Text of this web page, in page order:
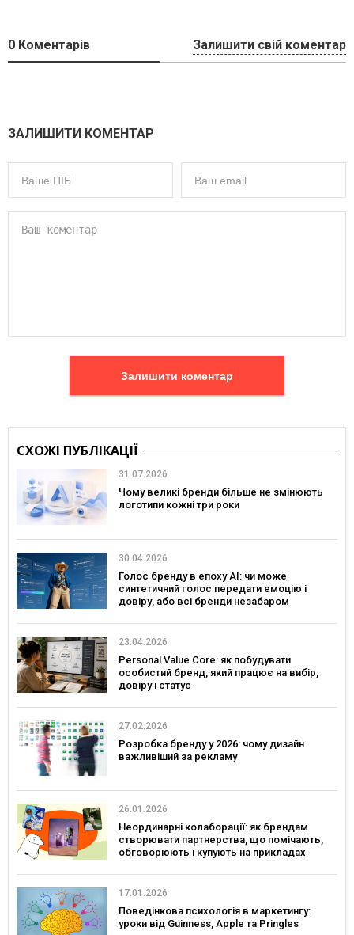
0 Коментарів Залишити свій коментар
ЗАЛИШИТИ КОМЕНТАР
Залишити коментар
СХОЖІ ПУБЛІКАЦІЇ
31.07.2026
Чому великі бренди більше не змінюють
логотипи кожні три роки
30.04.2026
Голос бренду в епоху АІ: чи може
синтетичний голос передати емоцію і
довіру, або всі бренди незабаром
23.04.2026
Personal Value Core: як побудувати
особистий бренд, який працює на вибір,
довіру і статус
27.02.2026
Розробка бренду у 2026: чому дизайн
важливіший за рекламу
26.01.2026
Неординарні колаборації: як брендам
створювати партнерства, що помічають,
обговорюють і купують на прикладах
17.01.2026
Поведінкова психологія в маркетингу:
уроки від Guinness, Apple та Pringles